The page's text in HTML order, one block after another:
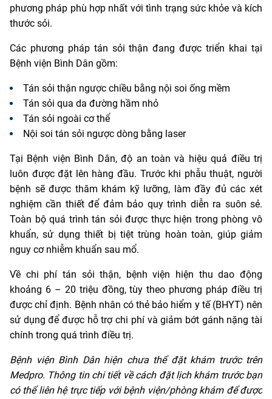
phương pháp phù hợp nhất với tình trạng sức khỏe và kích
thước sỏi.
Các phương pháp tán sỏi thận đang được triển khai tại
Bệnh viện Bình Dân gồm:
Tán sỏi thận ngược chiều bằng nội soi ống mềm
Tán sỏi qua da đường hầm nhỏ
Tán sỏi ngoài cơ thể
Nội soi tán sỏi ngược dòng bằng laser
Tại Bệnh viện Bình Dân, độ an toàn và hiệu quả điều trị
luôn được đặt lên hàng đầu. Trước khi phẫu thuật, người
bệnh sẽ được thăm khám kỹ lưỡng, làm đầy đủ các xét
nghiệm cần thiết để đảm bảo quy trình diễn ra suôn sẻ.
Toàn bộ quá trình tán sỏi được thực hiện trong phòng vô
khuẩn, sử dụng thiết bị tiệt trùng hoàn toàn, giúp giảm
nguy cơ nhiễm khuẩn sau mổ.
Về chi phí tán sỏi thận, bệnh viện hiện thu dao động
khoảng 6 – 20 triệu đồng, tùy theo phương pháp điều trị
được chỉ định. Bệnh nhân có thẻ bảo hiểm y tế (BHYT) nên
sử dụng để được hỗ trợ chi phí và giảm bớt gánh nặng tài
chính trong quá trình điều trị.
Bệnh viện Bình Dân hiện chưa thể đặt khám trước trên
Medpro. Thông tin chi tiết về cách đặt lịch khám trước bạn
có thể liên hệ trực tiếp với bệnh viện/phòng khám để được